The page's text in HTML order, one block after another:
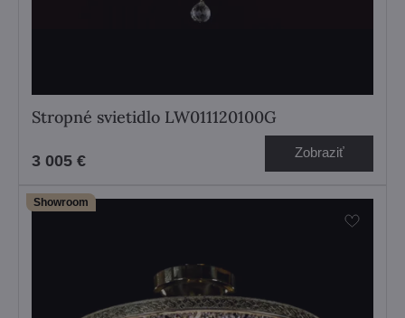
Stropné svietidlo LW011120100G
3 005 € Zobraziť
Showroom